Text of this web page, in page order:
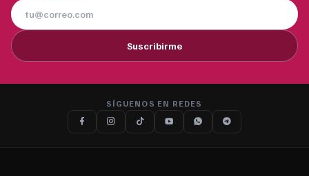
Suscribirme
SÍGUENOS EN REDES